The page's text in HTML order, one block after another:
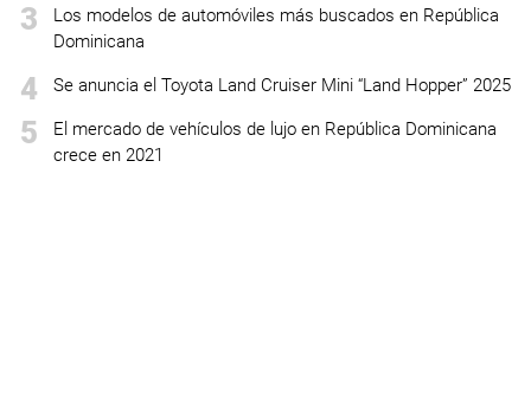
3
Los modelos de automóviles más buscados en República
Dominicana
4 Se anuncia el Toyota Land Cruiser Mini “Land Hopper” 2025
5
El mercado de vehículos de lujo en República Dominicana
crece en 2021